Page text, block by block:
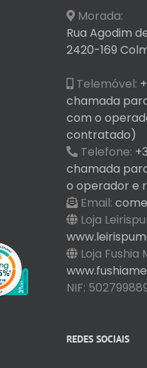
Morada:
Rua Agodim
2420-169
Telemóvel:
chamada
com o
contratado)
Telefone:
chamada
o operador e
Email:
Loja
Loja Fushia
NIF:
REDES SOCIAIS